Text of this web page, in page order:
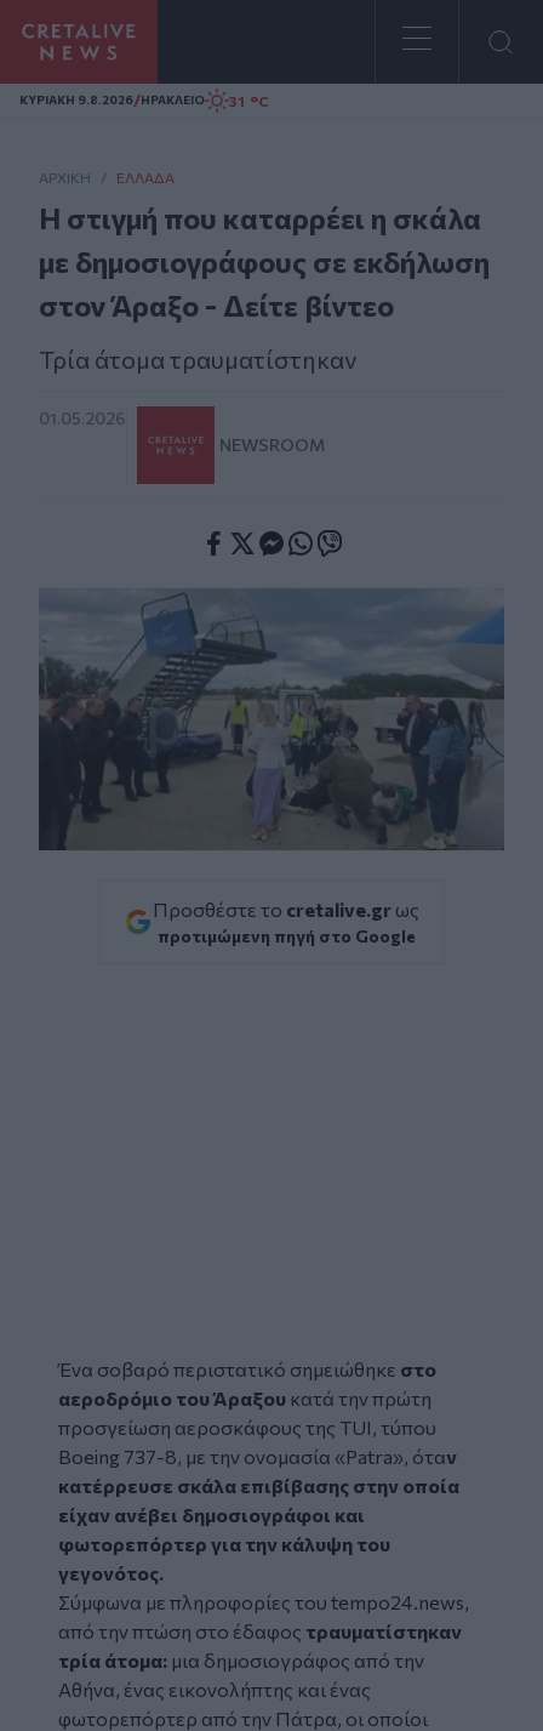
Homepage
ΚΥΡΙΑΚΗ 9.8.2026/ΗΡΑΚΛΕΙΟ 31 °C
ΑΡΧΙΚΗ / ΕΛΛΆΔΑ
Η στιγμή που καταρρέει η σκάλα
με δημοσιογράφους σε εκδήλωση
στον Άραξο - Δείτε βίντεο
Τρία άτομα τραυματίστηκαν
01.05.2026
NEWSROOM
Προσθέστε το cretalive.gr ως
προτιμώμενη πηγή στο Google
Ένα σοβαρό περιστατικό σημειώθηκε στο
αεροδρόμιο του Άραξου κατά την πρώτη
προσγείωση αεροσκάφους της TUI, τύπου
Boeing 737-8, με την ονομασία «Patra», όταν
κατέρρευσε σκάλα επιβίβασης στην οποία
είχαν ανέβει δημοσιογράφοι και
φωτορεπόρτερ για την κάλυψη του
γεγονότος.
Σύμφωνα με πληροφορίες του tempo24.news,
από την πτώση στο έδαφος τραυματίστηκαν
τρία άτομα: μια δημοσιογράφος από την
Αθήνα, ένας εικονολήπτης και ένας
φωτορεπόρτερ από την Πάτρα, οι οποίοι